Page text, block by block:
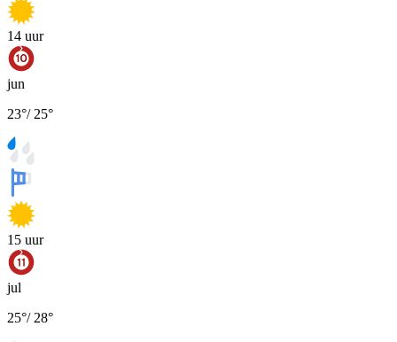
14 uur
jun
23°/ 25°
15 uur
jul
25°/ 28°